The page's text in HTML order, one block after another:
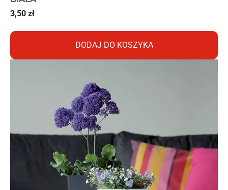
3,50 zł
DODAJ DO KOSZYKA